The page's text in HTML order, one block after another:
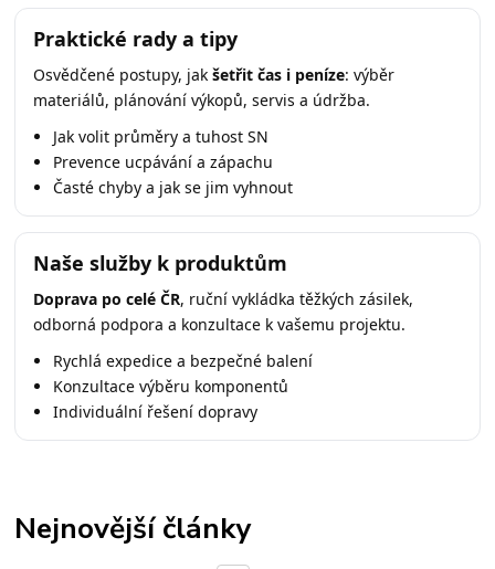
Praktické rady a tipy
Osvědčené postupy, jakšetřit čas i peníze: výběr
materiálů, plánování výkopů, servis a údržba.
Jak volit průměry a tuhost SN
Prevence ucpávání a zápachu
Časté chyby a jak se jim vyhnout
Naše služby k produktům
Doprava po celé ČR, ruční vykládka těžkých zásilek,
odborná podpora a konzultace k vašemu projektu.
Rychlá expedice a bezpečné balení
Konzultace výběru komponentů
Individuální řešení dopravy
Nejnovější články